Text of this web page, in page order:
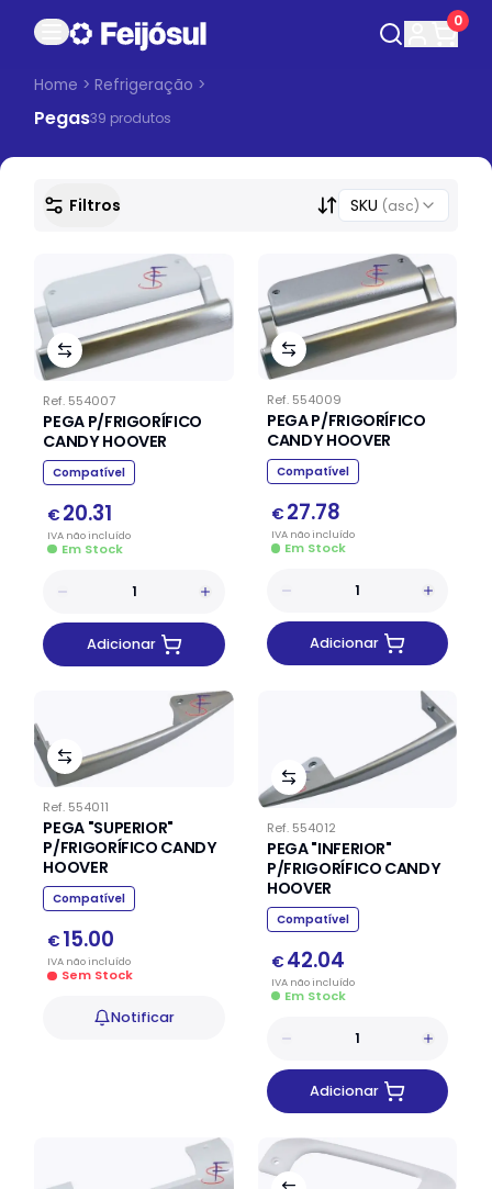
0
Home >Refrigeração >
Pegas39 produtos
Filtros SKU (asc)
Ref. 554007
PEGA P/FRIGORÍFICO
CANDY HOOVER
Compatível
€ 20.31
IVA nãoincluído
Em Stock
Adicionar
Ref. 554009
PEGA P/FRIGORÍFICO
CANDY HOOVER
Compatível
€ 27.78
IVA nãoincluído
Em Stock
Adicionar
Ref. 554011
PEGA "SUPERIOR"
P/FRIGORÍFICO CANDY
HOOVER
Compatível
€ 15.00
IVA nãoincluído
Sem Stock
Notificar
Ref. 554012
PEGA "INFERIOR"
P/FRIGORÍFICO CANDY
HOOVER
Compatível
€ 42.04
IVA nãoincluído
Em Stock
Adicionar